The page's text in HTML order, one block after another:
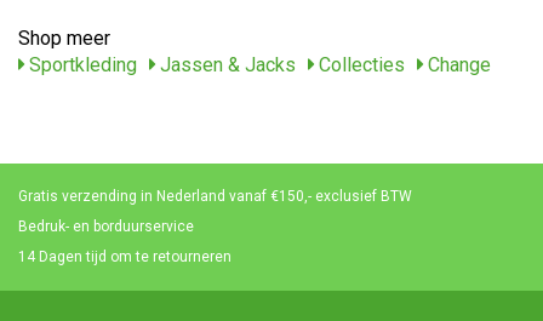
Shop meer
Sportkleding
Jassen & Jacks Collecties Change
Gratis verzending in Nederland vanaf €150,- exclusief BTW
Bedruk- en borduurservice
14 Dagen tijd om te retourneren